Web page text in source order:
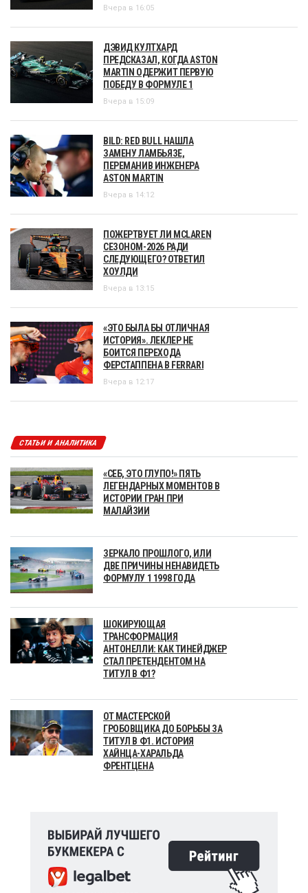
Вчера в 16:05
ДЭВИД КУЛТХАРД
ПРЕДСКАЗАЛ, КОГДА ASTON
MARTIN ОДЕРЖИТ ПЕРВУЮ
ПОБЕДУ В ФОРМУЛЕ 1
Вчера в 15:09
BILD: RED BULL НАШЛА
ЗАМЕНУ ЛАМБЬЯЗЕ,
ПЕРЕМАНИВ ИНЖЕНЕРА
ASTON MARTIN
Вчера в 14:12
ПОЖЕРТВУЕТ ЛИ MCLAREN
СЕЗОНОМ-2026 РАДИ
СЛЕДУЮЩЕГО? ОТВЕТИЛ
ХОУЛДИ
Вчера в 13:15
«ЭТО БЫЛА БЫ ОТЛИЧНАЯ
ИСТОРИЯ». ЛЕКЛЕР НЕ
БОИТСЯ ПЕРЕХОДА
ФЕРСТАППЕНА В FERRARI
Вчера в 12:17
СТАТЬИ И АНАЛИТИКА
«СЕБ, ЭТО ГЛУПО!» ПЯТЬ
ЛЕГЕНДАРНЫХ МОМЕНТОВ В
ИСТОРИИ ГРАН ПРИ
МАЛАЙЗИИ
ЗЕРКАЛО ПРОШЛОГО, ИЛИ
ДВЕ ПРИЧИНЫ НЕНАВИДЕТЬ
ФОРМУЛУ 1 1998 ГОДА
ШОКИРУЮЩАЯ
ТРАНСФОРМАЦИЯ
АНТОНЕЛЛИ: КАК ТИНЕЙДЖЕР
СТАЛ ПРЕТЕНДЕНТОМ НА
ТИТУЛ В Ф1?
ОТ МАСТЕРСКОЙ
ГРОБОВЩИКА ДО БОРЬБЫ ЗА
ТИТУЛ В Ф1. ИСТОРИЯ
ХАЙНЦА-ХАРАЛЬДА
ФРЕНТЦЕНА